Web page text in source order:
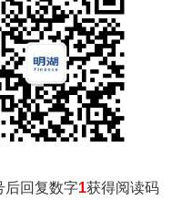
性复苏态势。前三季
及企业前瞻性布局成为
32%，为企业储备关
才比例同比增长14%
后回复数字1获得阅读码